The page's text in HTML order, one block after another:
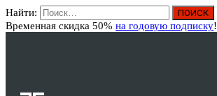
Найти:
Временная скидка 50% на годовую подписку!